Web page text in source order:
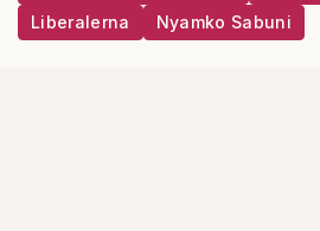
Liberalerna
Nyamko Sabuni